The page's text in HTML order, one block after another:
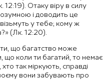
12:19). Отаку віру в силу
і доводить це
у тебе; кому ж
(Лк. 12:20).
що багатство може
що коли ти багатий, то немає
так міркують, справді
вони забувають про